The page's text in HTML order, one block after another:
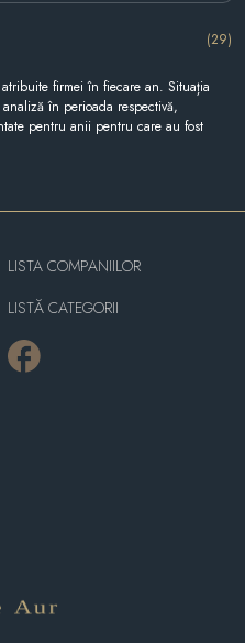
(29)
firmei în fiecare an. Situația
în perioada respectivă,
pentru anii pentru care au fost
LISTA COMPANIILOR
LISTĂ CATEGORII